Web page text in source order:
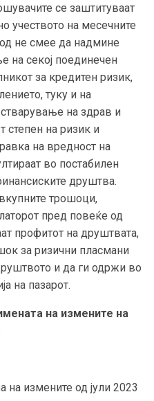
се заштитуваат
учеството на месечните
не смее да надмине
на секој поединечен
за кредитен ризик,
туку и на
на здрав и
степен на ризик и
на вредност на
во постабилен
друштва.
трошоци,
пред повеќе од
профитот на друштвата,
за ризични пласмани
и да ги одржи во
на пазарот.
на измените на
измените од јули 2023